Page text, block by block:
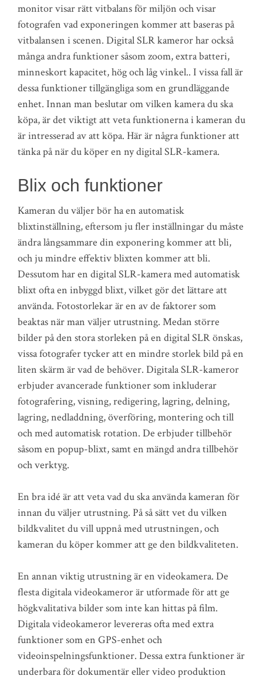
monitor visar rätt vitbalans för miljön och visar
fotografen vad exponeringen kommer att baseras på
vitbalansen i scenen. Digital SLR kameror har också
många andra funktioner såsom zoom, extra batteri,
minneskort kapacitet, hög och låg vinkel.. I vissa fall är
dessa funktioner tillgängliga som en grundläggande
enhet. Innan man beslutar om vilken kamera du ska
köpa, är det viktigt att veta funktionerna i kameran du
är intresserad av att köpa. Här är några funktioner att
tänka på när du köper en ny digital SLR-kamera.
Blix och funktioner
Kameran du väljer bör ha en automatisk
blixtinställning, eftersom ju fler inställningar du måste
ändra långsammare din exponering kommer att bli,
och ju mindre effektiv blixten kommer att bli.
Dessutom har en digital SLR-kamera med automatisk
blixt ofta en inbyggd blixt, vilket gör det lättare att
använda. Fotostorlekar är en av de faktorer som
beaktas när man väljer utrustning. Medan större
bilder på den stora storleken på en digital SLR önskas,
vissa fotografer tycker att en mindre storlek bild på en
liten skärm är vad de behöver. Digitala SLR-kameror
erbjuder avancerade funktioner som inkluderar
fotografering, visning, redigering, lagring, delning,
lagring, nedladdning, överföring, montering och till
och med automatisk rotation. De erbjuder tillbehör
såsom en popup-blixt, samt en mängd andra tillbehör
och verktyg.
En bra idé är att veta vad du ska använda kameran för
innan du väljer utrustning. På så sätt vet du vilken
bildkvalitet du vill uppnå med utrustningen, och
kameran du köper kommer att ge den bildkvaliteten.
En annan viktig utrustning är en videokamera. De
flesta digitala videokameror är utformade för att ge
högkvalitativa bilder som inte kan hittas på film.
Digitala videokameror levereras ofta med extra
funktioner som en GPS-enhet och
videoinspelningsfunktioner. Dessa extra funktioner är
underbara för dokumentär eller video produktion